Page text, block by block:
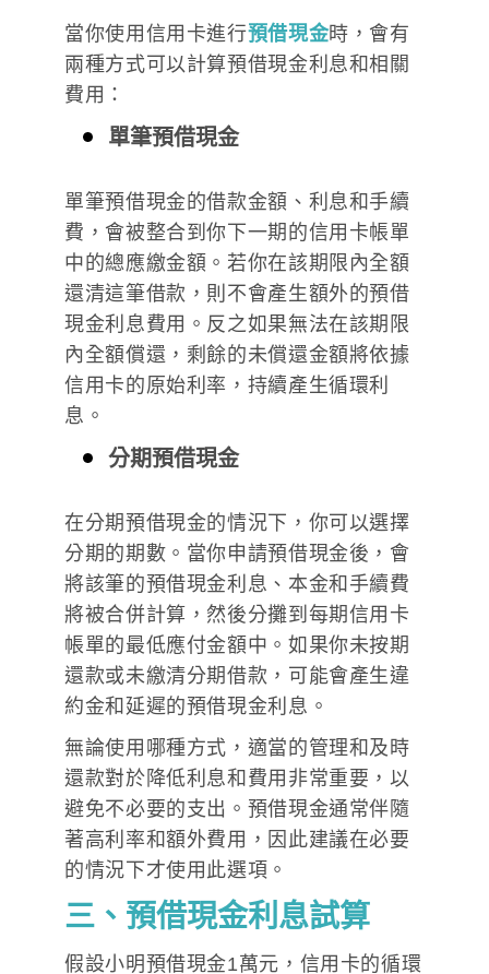
當你使用信用卡進行預借現金時，會有
兩種方式可以計算預借現金利息和相關
費用：
單筆預借現金
單筆預借現金的借款金額、利息和手續
費，會被整合到你下一期的信用卡帳單
中的總應繳金額。若你在該期限內全額
還清這筆借款，則不會產生額外的預借
現金利息費用。反之如果無法在該期限
內全額償還，剩餘的未償還金額將依據
信用卡的原始利率，持續產生循環利
息。
分期預借現金
在分期預借現金的情況下，你可以選擇
分期的期數。當你申請預借現金後，會
將該筆的預借現金利息、本金和手續費
將被合併計算，然後分攤到每期信用卡
帳單的最低應付金額中。如果你未按期
還款或未繳清分期借款，可能會產生違
約金和延遲的預借現金利息。
無論使用哪種方式，適當的管理和及時
還款對於降低利息和費用非常重要，以
避免不必要的支出。預借現金通常伴隨
著高利率和額外費用，因此建議在必要
的情況下才使用此選項。
三、預借現金利息試算
假設小明預借現金1萬元，信用卡的循環